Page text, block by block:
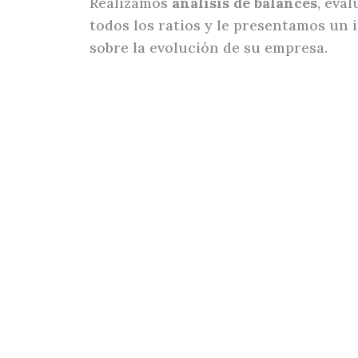
todos los ratios y le presentamos un
sobre la evolución de su empresa.